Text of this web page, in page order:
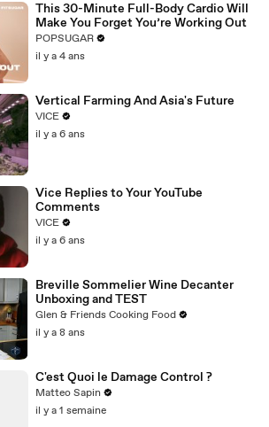
This 30-Minute Full-Body Cardio Will
Make You Forget You’re Working Out
POPSUGAR
il y a 4 ans
Vertical Farming And Asia's Future
VICE
il y a 6 ans
Vice Replies to Your YouTube
Comments
VICE
il y a 6 ans
Breville Sommelier Wine Decanter
Unboxing and TEST
Glen & Friends Cooking Food
il y a 8 ans
C'est Quoi le Damage Control ?
Matteo Sapin
il y a 1 semaine